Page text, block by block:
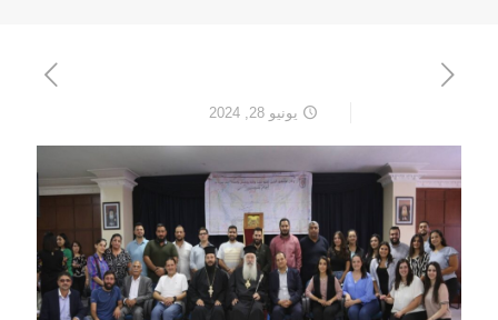
يونيو 28, 2024